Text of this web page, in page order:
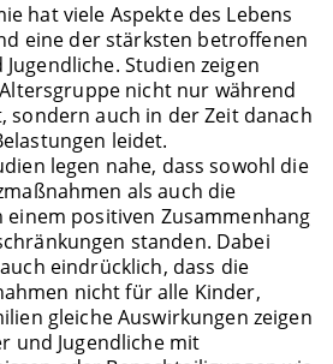
hat viele Aspekte des Lebens
eine der stärksten betroffenen
Studien zeigen
nicht nur während
sondern auch in der Zeit danach
leidet.
legen nahe, dass sowohl die
als auch die
positiven Zusammenhang
standen. Dabei
eindrücklich, dass die
nicht für alle Kinder,
gleiche Auswirkungen zeigen
und Jugendliche mit